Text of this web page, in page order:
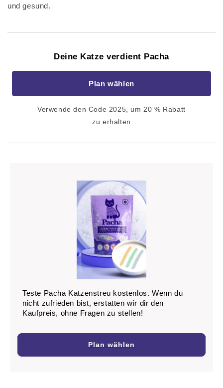
und gesund.
Deine Katze verdient Pacha
Plan wählen
Verwende den Code 2025, um 20 % Rabatt
zu erhalten
Teste Pacha Katzenstreu kostenlos. Wenn du
nicht zufrieden bist, erstatten wir dir den
Kaufpreis, ohne Fragen zu stellen!
Plan wählen